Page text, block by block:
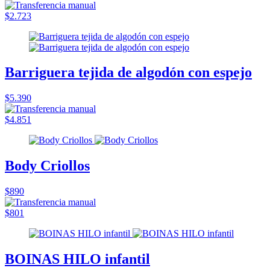
$2.723
Barriguera tejida de algodón con espejo
$5.390
$4.851
Body Criollos
$890
$801
BOINAS HILO infantil